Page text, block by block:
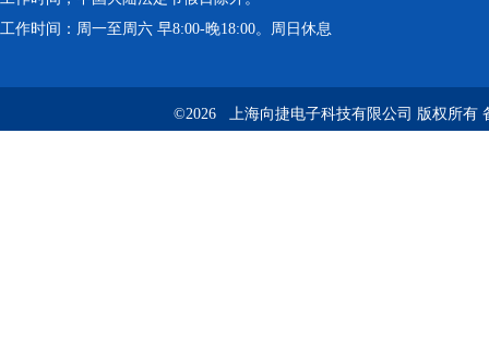
工作时间：周一至周六 早8:00-晚18:00。周日休息
©2026 上海向捷电子科技有限公司 版权所有